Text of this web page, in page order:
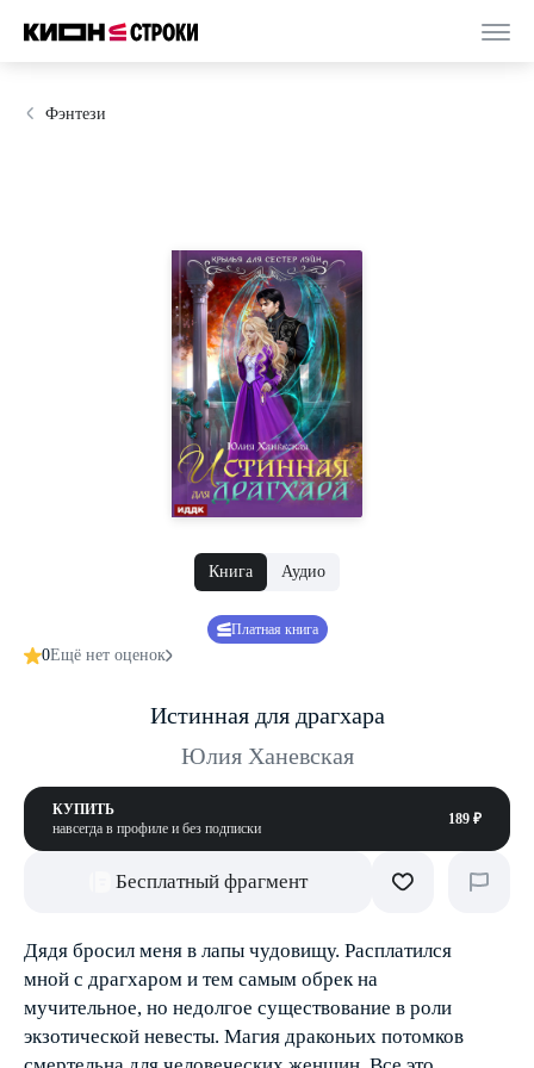
Фэнтези
Книга Аудио
Платная книга
0Ещё нет оценок
Истинная для драгхара
Юлия Ханевская
КУПИТЬ
навсегда в профиле и без подписки
189 ₽
Бесплатный фрагмент
Дядя бросил меня в лапы чудовищу. Расплатился
мной с драгхаром и тем самым обрек на
мучительное, но недолгое существование в роли
экзотической невесты. Магия драконьих потомков